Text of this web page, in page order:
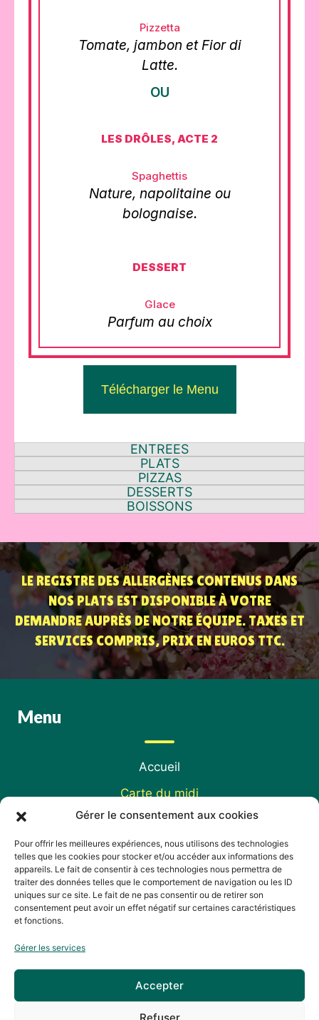
Gérer le consentement aux cookies
Pour offrir les meilleures expériences, nous utilisons des technologies
telles que les cookies pour stocker et/ou accéder aux informations des
appareils. Le fait de consentir à ces technologies nous permettra de
traiter des données telles que le comportement de navigation ou les ID
uniques sur ce site. Le fait de ne pas consentir ou de retirer son
consentement peut avoir un effet négatif sur certaines caractéristiques
et fonctions.
Gérer les services
Accepter
Refuser
Pizzetta
Tomate, jambon et Fior di
Latte.
OU
LES DRÔLES, ACTE 2
Spaghettis
Nature, napolitaine ou
bolognaise.
DESSERT
Glace
Parfum au choix
Télécharger le Menu
ENTREES
PLATS
PIZZAS
DESSERTS
BOISSONS
LE REGISTRE DES ALLERGÈNES CONTENUS DANS
NOS PLATS EST DISPONIBLE À VOTRE
DEMANDRE AUPRÈS DE NOTRE ÉQUIPE. TAXES ET
SERVICES COMPRIS, PRIX EN EUROS TTC.
Menu
Accueil
Carte du midi
Carte du soir
Galerie photos
Avis
Contact